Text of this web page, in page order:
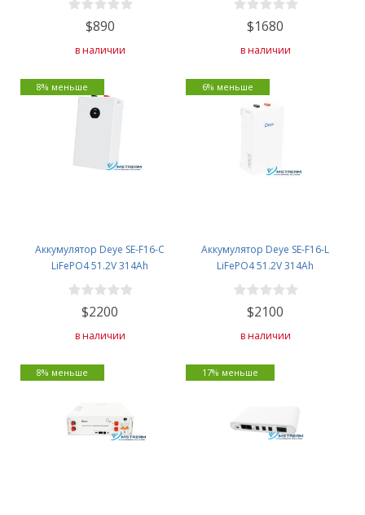
$890
в наличии
$1680
в наличии
Аккумулятор Deye SE-F16-C
LiFePO4 51.2V 314Ah
$2200
в наличии
8% меньше
Аккумулятор Deye SE-F16-L
LiFePO4 51.2V 314Ah
$2100
в наличии
6% меньше
8% меньше 17% меньше